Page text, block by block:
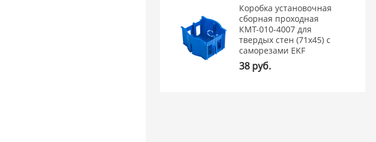
Коробка установочная
сборная проходная
КМТ-010-4007 для
твердых стен (71х45) с
саморезами EKF
38 руб.